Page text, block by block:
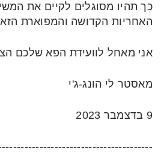
כך תהיו מסוגלים לקיים את
האחריות הקדושה והמפוארת
אני מאחל לוועידת הפא שלכם
מאסטר לי הונג-ג'י
9 בדצמבר 2023